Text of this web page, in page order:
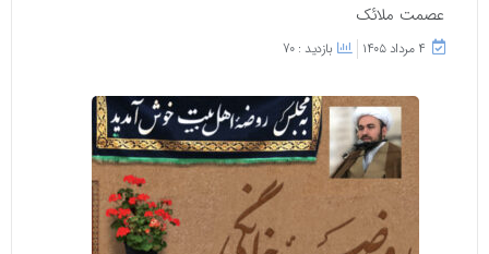
عصمت ملائک
۴ مرداد ۱۴۰۵ بازدید : 70